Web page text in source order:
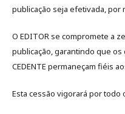
publicação seja efetivada,
O EDITOR se compromete a
publicação, garantindo que
CEDENTE permaneçam fiéis
Esta cessão vigorará por todo